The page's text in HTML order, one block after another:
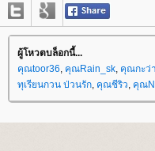
ผู้โหวตบล็อกนี้...
คุณtoor36, คุณRain_sk, คุณกะว่
ทุเรียนกวน ป่วนรัก, คุณชีริว, คุณ